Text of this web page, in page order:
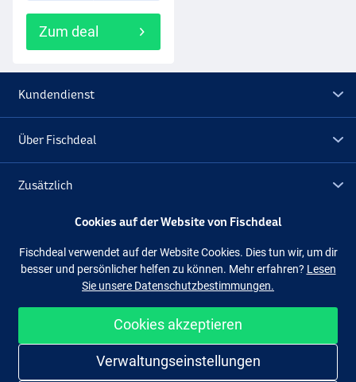
Zum deal
Kundendienst
Über Fischdeal
Zusätzlich
Lagerräumung
Facebook
Einfach und sicher shoppen
Cookies auf der Website von Fischdeal
Fischdeal verwendet auf der Website Cookies. Dies tun wir, um dir
besser und persönlicher helfen zu können. Mehr erfahren? Lesen
Sie unsere Datenschutzbestimmungen.
Cookies akzeptieren
Verwaltungseinstellungen